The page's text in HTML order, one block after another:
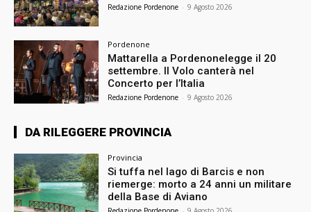
Redazione Pordenone - 9 Agosto 2026
Pordenone
Mattarella a Pordenonelegge il 20
settembre. Il Volo canterà nel
Concerto per l’Italia
Redazione Pordenone - 9 Agosto 2026
DA RILEGGERE PROVINCIA
Provincia
Si tuffa nel lago di Barcis e non
riemerge: morto a 24 anni un militare
della Base di Aviano